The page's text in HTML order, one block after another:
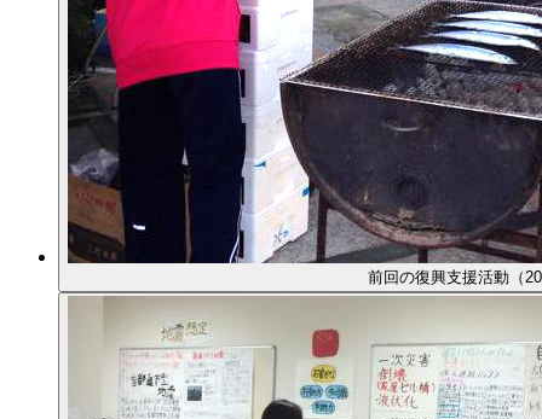
前回の復興支援活動（